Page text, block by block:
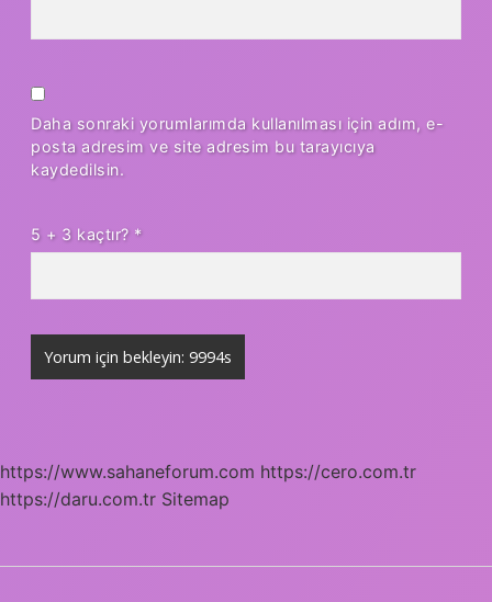
Daha sonraki yorumlarımda kullanılması için adım, e-
posta adresim ve site adresim bu tarayıcıya
kaydedilsin.
5 + 3 kaçtır? *
https://www.sahaneforum.com https://cero.com.tr
https://daru.com.tr Sitemap